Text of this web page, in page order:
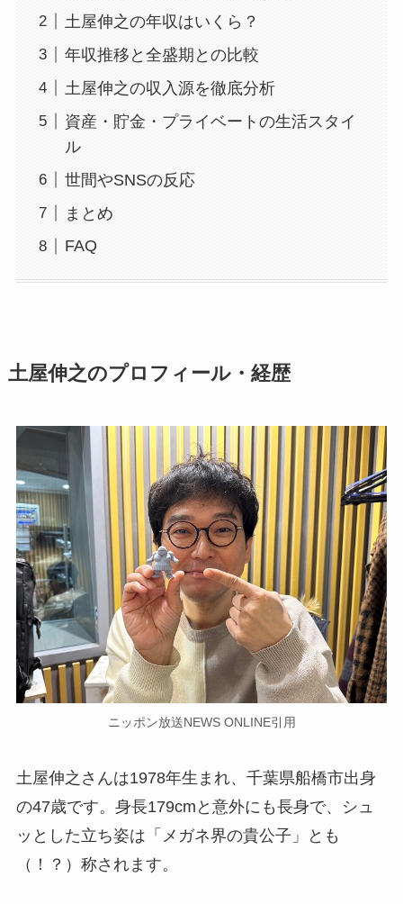
土屋伸之の年収はいくら？
年収推移と全盛期との比較
土屋伸之の収入源を徹底分析
資産・貯金・プライベートの生活スタイ
ル
世間やSNSの反応
まとめ
FAQ
土屋伸之のプロフィール・経歴
ニッポン放送NEWS ONLINE引用
土屋伸之さんは1978年生まれ、千葉県船橋市出身
の47歳です。身長179cmと意外にも長身で、シュ
ッとした立ち姿は「メガネ界の貴公子」とも
（！？）称されます。